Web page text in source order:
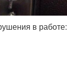
в работе: